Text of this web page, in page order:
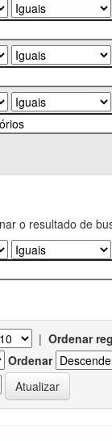
o resultado de
| Ordenar
Ordenar